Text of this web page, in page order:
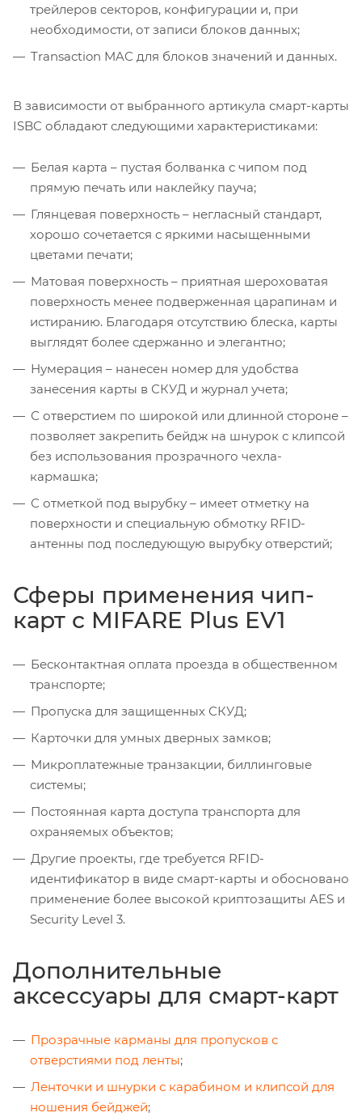
трейлеров секторов, конфигурации и, при
необходимости, от записи блоков данных;
Transaction MAC для блоков значений и данных.
В зависимости от выбранного артикула смарт-карты
ISBC обладают следующими характеристиками:
Белая карта – пустая болванка с чипом под
прямую печать или наклейку пауча;
Глянцевая поверхность – негласный стандарт,
хорошо сочетается с яркими насыщенными
цветами печати;
Матовая поверхность – приятная шероховатая
поверхность менее подверженная царапинам и
истиранию. Благодаря отсутствию блеска, карты
выглядят более сдержанно и элегантно;
Нумерация – нанесен номер для удобства
занесения карты в СКУД и журнал учета;
С отверстием по широкой или длинной стороне –
позволяет закрепить бейдж на шнурок с клипсой
без использования прозрачного чехла-
кармашка;
С отметкой под вырубку – имеет отметку на
поверхности и специальную обмотку RFID-
антенны под последующую вырубку отверстий;
Сферы применения чип-
карт с MIFARE Plus EV1
Бесконтактная оплата проезда в общественном
транспорте;
Пропуска для защищенных СКУД;
Карточки для умных дверных замков;
Микроплатежные транзакции, биллинговые
системы;
Постоянная карта доступа транспорта для
охраняемых объектов;
Другие проекты, где требуется RFID-
идентификатор в виде смарт-карты и обосновано
применение более высокой криптозащиты AES и
Security Level 3.
Дополнительные
аксессуары для смарт-карт
Прозрачные карманы для пропусков с
отверстиями под ленты;
Ленточки и шнурки с карабином и клипсой для
ношения бейджей;